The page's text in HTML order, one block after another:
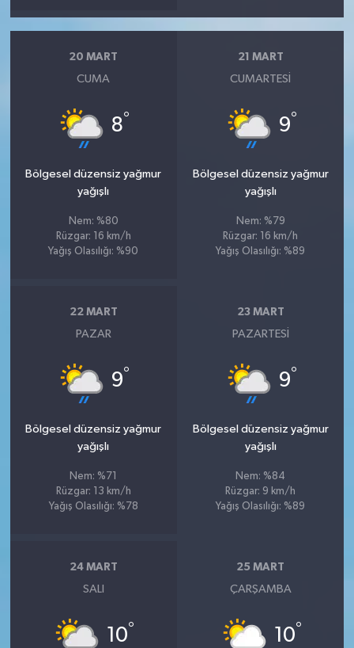
20 MART
CUMA
8°
Bölgesel düzensiz yağmur
yağışlı
Nem: %80
Rüzgar: 16 km/h
Yağış Olasılığı: %90
21 MART
CUMARTESI
9°
Bölgesel düzensiz yağmur
yağışlı
Nem: %79
Rüzgar: 16 km/h
Yağış Olasılığı: %89
22 MART
PAZAR
9°
Bölgesel düzensiz yağmur
yağışlı
Nem: %71
Rüzgar: 13 km/h
Yağış Olasılığı: %78
23 MART
PAZARTESI
9°
Bölgesel düzensiz yağmur
yağışlı
Nem: %84
Rüzgar: 9 km/h
Yağış Olasılığı: %89
24 MART
SALI
10°
25 MART
ÇARŞAMBA
10°